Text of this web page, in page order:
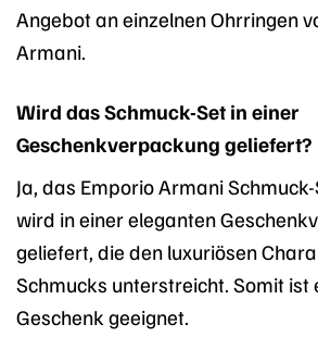
Angebot an einzelnen Ohrringen
Armani.
Wird das Schmuck-Set in einer
Geschenkverpackung geliefert?
Ja, das Emporio Armani
wird in einer eleganten
geliefert, die den luxuriösen
Schmucks unterstreicht. Somit ist
Geschenk geeignet.